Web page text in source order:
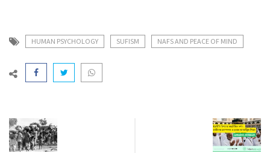
HUMAN PSYCHOLOGY SUFISM NAFS AND PEACE OF MIND